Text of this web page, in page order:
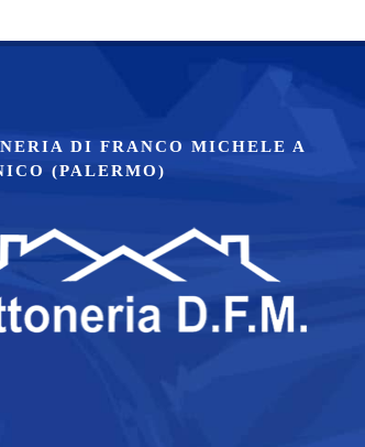
DI FRANCO MICHELE A
(PALERMO)